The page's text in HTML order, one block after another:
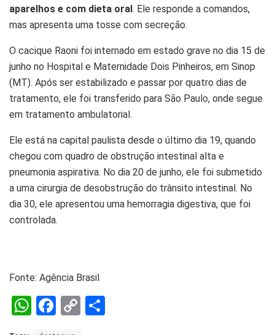
aparelhos e com dieta oral . Ele responde a comandos,
mas apresenta uma tosse com secreção.
O cacique Raoni foi internado em estado grave no dia 15 de
junho no Hospital e Maternidade Dois Pinheiros, em Sinop
(MT). Após ser estabilizado e passar por quatro dias de
tratamento, ele foi transferido para São Paulo, onde segue
em tratamento ambulatorial.
Ele está na capital paulista desde o último dia 19, quando
chegou com quadro de obstrução intestinal alta e
pneumonia aspirativa. No dia 20 de junho, ele foi submetido
a uma cirurgia de desobstrução do trânsito intestinal. No
dia 30, ele apresentou uma hemorragia digestiva, que foi
controlada.
Fonte: Agência Brasil
W
F
C